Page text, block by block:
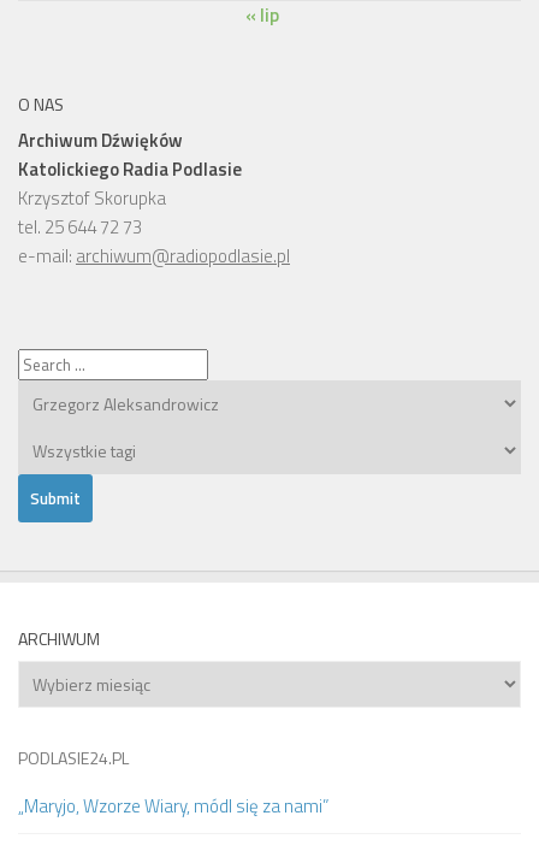
« lip
O NAS
Archiwum Dźwięków
Katolickiego Radia Podlasie
Krzysztof Skorupka
tel. 25 644 72 73
e-mail: archiwum@radiopodlasie.pl
ARCHIWUM
Archiwum
PODLASIE24.PL
„Maryjo, Wzorze Wiary, módl się za nami”